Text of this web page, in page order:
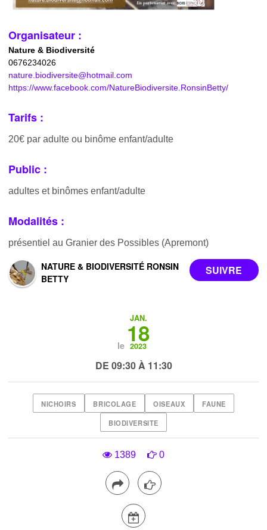
Organisateur :
Nature & Biodiversité
0676234026
nature.biodiversite@hotmail.com
https://www.facebook.com/NatureBiodiversite.RonsinBetty/
Tarifs :
20€ par adulte ou binôme enfant/adulte
Public :
adultes et binômes enfant/adulte
Modalités :
présentiel au Granier des Possibles (Apremont)
NATURE & BIODIVERSITÉ RONSIN
BETTY
le
JAN.
18
2023
DE 09:30 À 11:30
NICHOIRS BRICOLAGE OISEAUX FAUNE
BIODIVERSITE
1389 0